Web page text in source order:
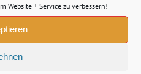
Website + Service zu verbessern!